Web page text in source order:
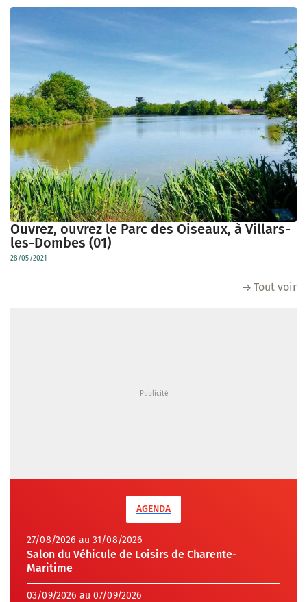
Ouvrez, ouvrez le Parc des Oiseaux, à Villars-
les-Dombes (01)
28/05/2021
Tout voir
AGENDA
27/08/2026 au 31/08/2026
Salon du Véhicule de Loisirs de Charente-
Maritime
03/09/2026 au 07/09/2026